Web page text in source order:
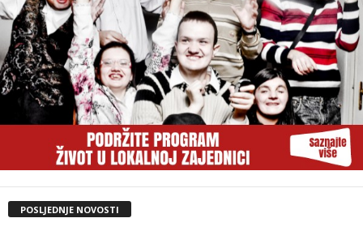
POSLJEDNJE NOVOSTI